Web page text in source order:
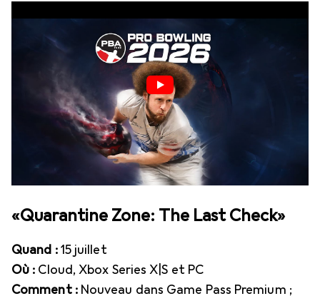
«Quarantine Zone: The Last Check»
Quand :15 juillet
Où : Cloud, Xbox Series X|S et PC
Comment :Nouveau dans Game Pass Premium ;